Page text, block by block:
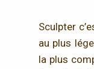
Sculpter
au plus
la plus